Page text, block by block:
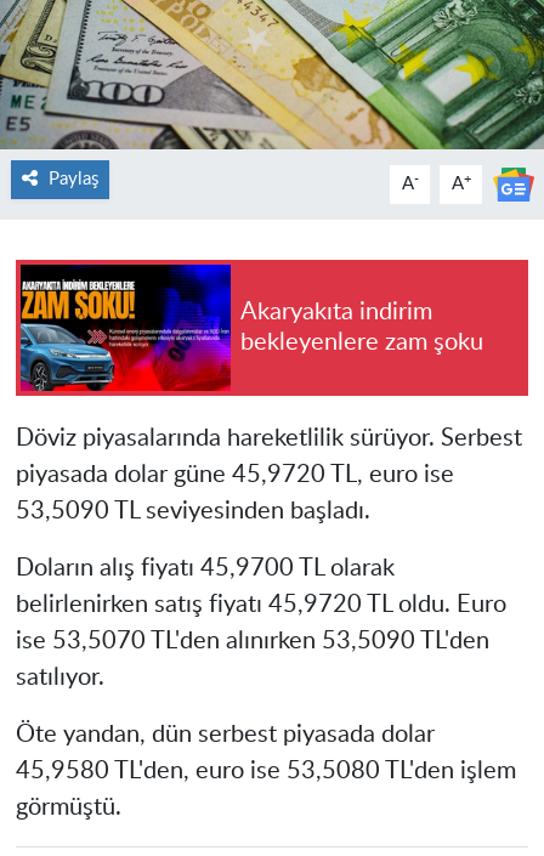
Paylaş A- A+
Akaryakıta indirim
bekleyenlere zam şoku
Döviz piyasalarında hareketlilik sürüyor. Serbest
piyasada dolar güne 45,9720 TL, euro ise
53,5090 TL seviyesinden başladı.
Doların alış fiyatı 45,9700 TL olarak
belirlenirken satış fiyatı 45,9720 TL oldu. Euro
ise 53,5070 TL'den alınırken 53,5090 TL'den
satılıyor.
Öte yandan, dün serbest piyasada dolar
45,9580 TL'den, euro ise 53,5080 TL'den işlem
görmüştü.